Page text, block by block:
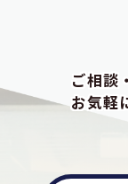
ご相談
お気軽